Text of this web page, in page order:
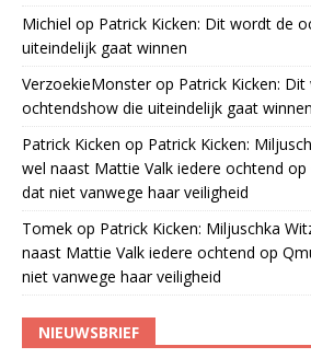
Michiel op Patrick Kicken: Dit wordt de
uiteindelijk gaat winnen
VerzoekieMonsterop Patrick Kicken:
ochtendshow die uiteindelijk gaat winnen
Patrick Kicken op Patrick Kicken:
wel naast Mattie Valk iedere ochtend
dat niet vanwege haar veiligheid
Tomek op Patrick Kicken: Miljuschka
naast Mattie Valk iedere ochtend op
niet vanwege haar veiligheid
NIEUWSBRIEF